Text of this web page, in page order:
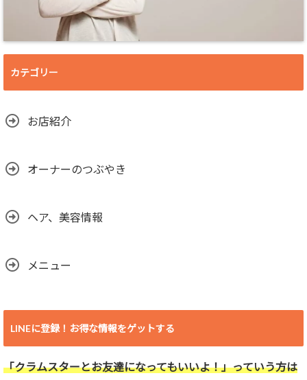
カテゴリー
お店紹介
オーナーのつぶやき
ヘア、美容情報
メニュー
LINEに登録！お得な情報をゲットする
「クラムスターとお友達になってもいいよ！」っていう方は